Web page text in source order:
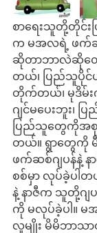
စာရေးသူတို့တိုင်း
က မအလရဲ့ ဖက်
ဆိုတာဘာလဲဆိုတ
တယ်၊ ပြည်သူပိုင်ပ
တိုက်တယ်၊ မုဒိမ်
ဂျင်မပေးဘူး၊
ပြည်သူတွေကို
တယ်။ ရွာတွေကို
ဖက်ဆစ်ဂျပန်နဲ့ န
စစ်မှာ လုပ်ခဲ့ပါ
နဲ့ နာဇီက သူတို့ဂျပ
ကို မလုပ်ခဲ့ပါ။
လူမျိုး မိမိဘာသ